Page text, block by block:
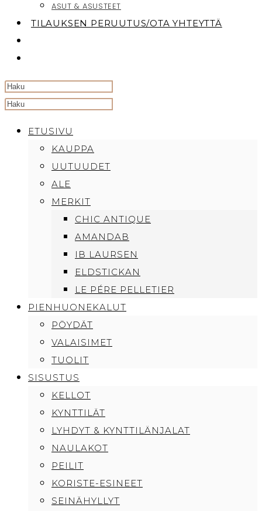
ASUT & ASUSTEET
TILAUKSEN PERUUTUS/OTA YHTEYTTÄ
Search
websiteETUSIVU
KAUPPA
UUTUUDET
ALE
MERKIT
CHIC ANTIQUE
AMANDAB
IB LAURSEN
ELDSTICKAN
LE PÉRE PELLETIER
PIENHUONEKALUT
PÖYDÄT
VALAISIMET
TUOLIT
SISUSTUS
KELLOT
KYNTTILÄT
LYHDYT & KYNTTILÄNJALAT
NAULAKOT
PEILIT
KORISTE-ESINEET
SEINÄHYLLYT